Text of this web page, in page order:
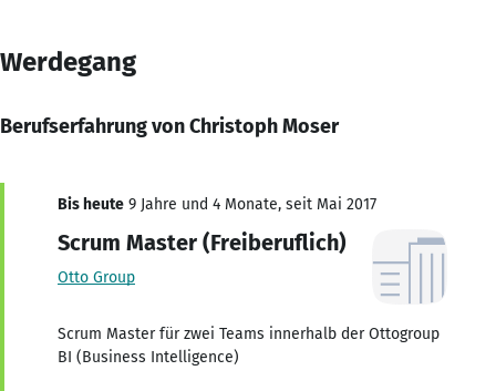
Werdegang
Berufserfahrung von Christoph Moser
Bis heute 9 Jahre und 4 Monate, seit Mai 2017
Scrum Master (Freiberuflich)
Otto Group
Scrum Master für zwei Teams innerhalb der Ottogroup
BI (Business Intelligence)